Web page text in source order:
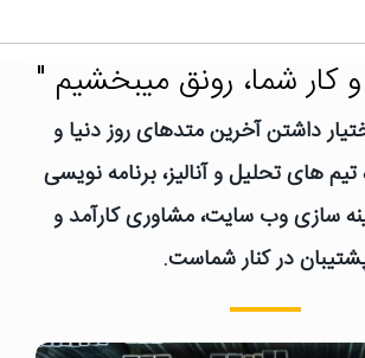
شما، رونق میبخشیم "
داشتن آخرین متدهای روز دنیا و
تیم های تحلیل و آنالیز، برنامه نویسی
سازی وب سایت، مشاوری کارآمد و
در کنار شماست.